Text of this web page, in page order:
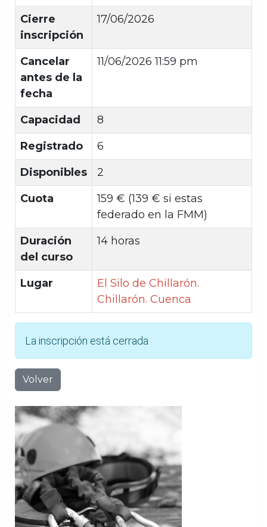
Cierre
inscripción
17/06/2026
Cancelar
antes de la
fecha
11/06/2026 11:59 pm
Capacidad
8
Registrado
6
Disponibles
2
Cuota
159 € (139 € si estas
federado en la FMM)
Duración
del curso
14 horas
Lugar
El Silo de Chillarón.
Chillarón. Cuenca
La inscripción está cerrada
Volver